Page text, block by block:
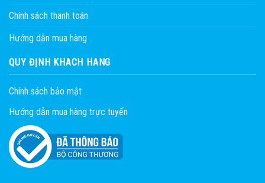
Chính sách thanh toán
Hướng dẫn mua hàng
QUY ĐỊNH KHÁCH HÀNG
Chính sách bảo mật
Hướng dẫn mua hàng trực tuyến